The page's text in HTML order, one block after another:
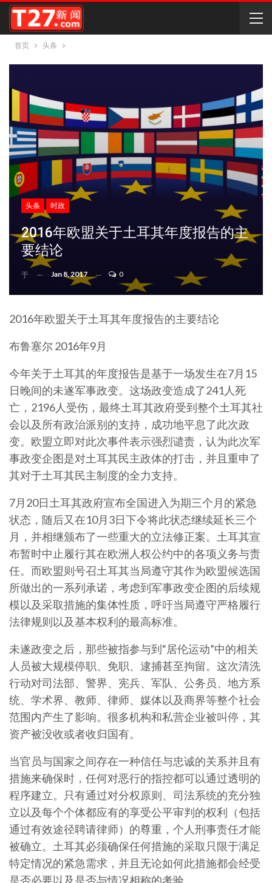
首页 头条
头条 时政
2016年欧盟关于土耳其年度报告的主
要结论
于 Jan 8, 2017 0
2016年欧盟关于土耳其年度报告的主要结论
布鲁塞尔 2016年9月
今年关于土耳其的年度报告是基于一场发生在7月15
日晚间的未遂军事政变。这场政变造成了241人死
亡，2196人受伤，最终土耳其政府受到整个土耳其社
会以及所有政治派别的支持，成功地平息了此次政
变。欧盟立即对此次事件表示强烈谴责，认为此次军
事政变企图是对土耳其民主政体的打击，并且重申了
其对于土耳其民主制度的全力支持。
7月20日土耳其政府宣布全国进入为期三个月的紧急
状态，随后又在10月3日下令将此状态继续延长三个
月，并相继颁布了一些重大的立法修正案。土耳其宣
布暂时中止履行其在欧洲人权公约中的各项义务与责
任。而欧盟则号召土耳其当局遵守其作为欧盟候选国
所做出的一系列承诺，考虑到军事政变企图的后续规
模以及采取措施的集体性质，呼吁当局遵守严格履行
法律规则以及基本权利的最高标准。
未遂政变之后，那些被指参与到“居伦运动”中的相关
人员被大规模停职、免职、逮捕甚至拘留。这次清洗
行动对司法部、警界、宪兵、军队、公务员、地方系
统、学术界、教师、律师、媒体以及商界等整个社会
范围内产生了影响。很多机构和私营企业被叫停，其
资产被没收或者收归国有。
当官员与国家之间存在一种信任与忠诚的关系并且有
措施来确保时，任何对恶行的指控都可以通过透明的
程序建立。只有通过对分权原则、司法系统的充分独
立以及每个个体都应有的享受公平审判的权利（包括
通过有效途径聘请律师）的尊重，个人刑事责任才能
被确立。土耳其必须确保任何措施的采取只限于满足
特定情况的紧急需求，并且无论如何此措施都会经受
是否必要以及是否与情况相称的考验。